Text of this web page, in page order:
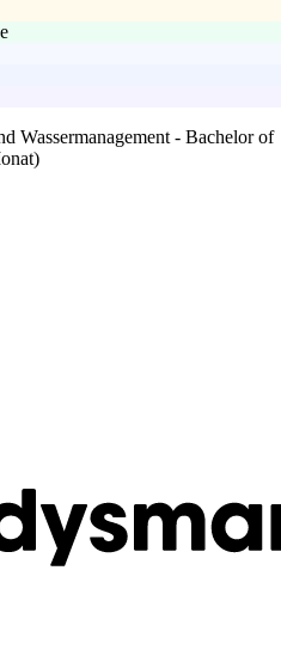
Wassermanagement - Bachelor of